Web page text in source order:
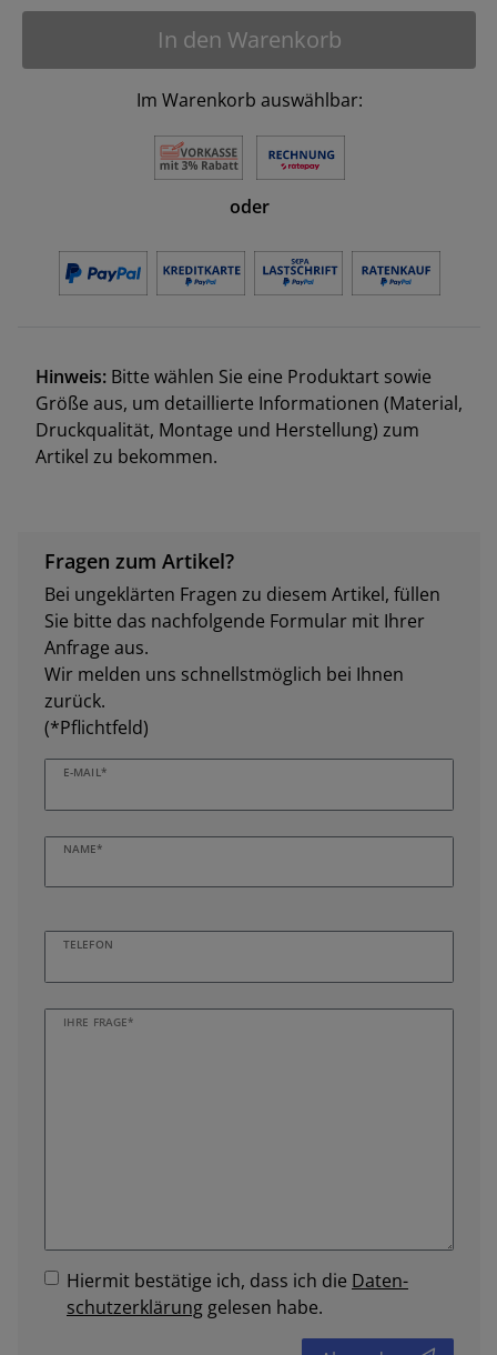
In den Warenkorb
Im Warenkorb auswählbar:
oder
Hinweis: Bitte wählen Sie eine Produktart sowie
Größe aus, um detaillierte Informationen (Material,
Druckqualität, Montage und Herstellung) zum
Artikel zu bekommen.
Fragen zum Artikel?
Bei ungeklärten Fragen zu diesem Artikel, füllen
Sie bitte das nachfolgende Formular mit Ihrer
Anfrage aus.
Wir melden uns schnellstmöglich bei Ihnen
zurück.
(*Pflichtfeld)
E-MAIL*
NAME*
TELEFON
IHRE FRAGE*
Hiermit bestätige ich, dass ich die Daten­
schutz­erklärung gelesen habe.